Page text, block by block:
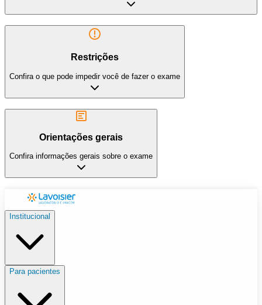
Restrições
Confira o que pode impedir você de fazer o exame
Orientações gerais
Confira informações gerais sobre o exame
Institucional
Para pacientes